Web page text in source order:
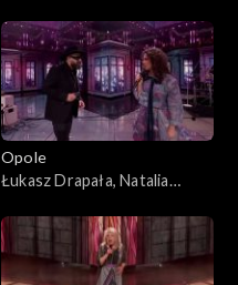
– „Autobiografia”. 63. KFPP:
Koncert „Autobiografia.
Jubileusz Bogdana Olewicza”
Opole
Łukasz Drapała, Natalia
„Niewiele ci mogę dać”. 63.
KFPP: Koncert
„Autobiografia. Jubileusz